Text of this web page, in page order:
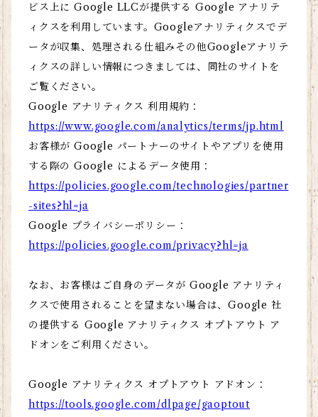
ビス上に Google LLCが提供する Google アナリテ
ィクスを利用しています。Googleアナリティクスでデ
ータが収集、処理される仕組みその他Googleアナリテ
ィクスの詳しい情報につきましては、同社のサイトを
ご覧ください。
Google アナリティクス 利用規約：
https://www.google.com/analytics/terms/jp.html
お客様が Google パートナーのサイトやアプリを使用
する際の Google によるデータ使用：
https://policies.google.com/technologies/partner
-sites?hl=ja
Google プライバシーポリシー：
https://policies.google.com/privacy?hl=ja
なお、お客様はご自身のデータが Google アナリティ
クスで使用されることを望まない場合は、Google 社
の提供する Google アナリティクス オプトアウト ア
ドオンをご利用ください。
Google アナリティクス オプトアウト アドオン：
https://tools.google.com/dlpage/gaoptout